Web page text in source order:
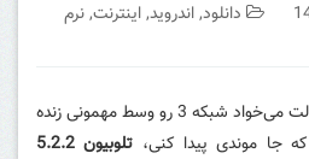
دانلود,اندروید,اینترنت,نرم
اگه دلت می‌خواد شبکه 3 رو وسط مهمونی زنده
جا موندی پیدا کنی، تلوبیون 5.2.2